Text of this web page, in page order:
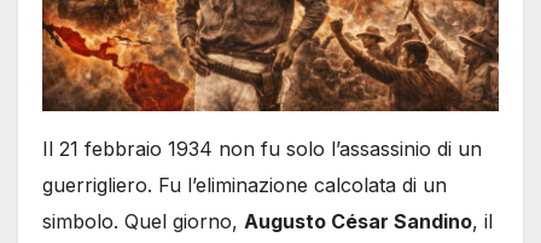
Il 21 febbraio 1934 non fu solo l’assassinio di un
guerrigliero. Fu l’eliminazione calcolata di un
simbolo. Quel giorno, Augusto César Sandino, il